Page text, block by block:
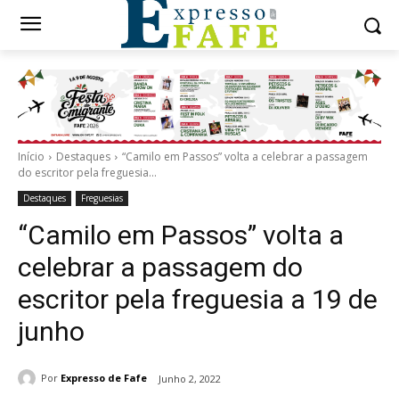
Início Destaques
“Camilo em Passos” volta a celebrar a passagem
do escritor pela freguesia...
Destaques Freguesias
“Camilo em Passos” volta a
celebrar a passagem do
escritor pela freguesia a 19 de
junho
Por Expresso de Fafe Junho 2, 2022